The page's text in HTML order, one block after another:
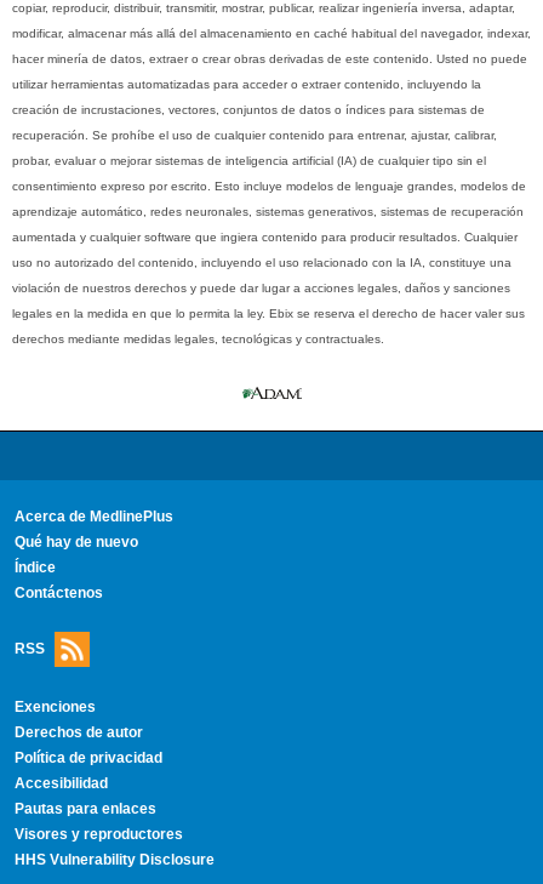
copiar, reproducir, distribuir, transmitir, mostrar, publicar, realizar ingeniería inversa, adaptar,
modificar, almacenar más allá del almacenamiento en caché habitual del navegador, indexar,
hacer minería de datos, extraer o crear obras derivadas de este contenido. Usted no puede
utilizar herramientas automatizadas para acceder o extraer contenido, incluyendo la
creación de incrustaciones, vectores, conjuntos de datos o índices para sistemas de
recuperación. Se prohíbe el uso de cualquier contenido para entrenar, ajustar, calibrar,
probar, evaluar o mejorar sistemas de inteligencia artificial (IA) de cualquier tipo sin el
consentimiento expreso por escrito. Esto incluye modelos de lenguaje grandes, modelos de
aprendizaje automático, redes neuronales, sistemas generativos, sistemas de recuperación
aumentada y cualquier software que ingiera contenido para producir resultados. Cualquier
uso no autorizado del contenido, incluyendo el uso relacionado con la IA, constituye una
violación de nuestros derechos y puede dar lugar a acciones legales, daños y sanciones
legales en la medida en que lo permita la ley. Ebix se reserva el derecho de hacer valer sus
derechos mediante medidas legales, tecnológicas y contractuales.
Acerca de MedlinePlus
Qué hay de nuevo
Índice
Contáctenos
RSS
Exenciones
Derechos de autor
Política de privacidad
Accesibilidad
Pautas para enlaces
Visores y reproductores
HHS Vulnerability Disclosure